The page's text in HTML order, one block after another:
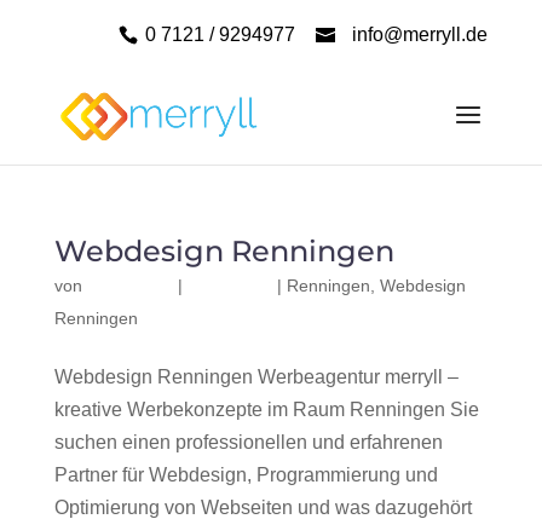
0 7121 / 9294977 info@merryll.de
Webdesign Renningen
von | | Renningen Webdesign
Renningen
Webdesign Renningen Werbeagentur merryll –
kreative Werbekonzepte im Raum Renningen Sie
suchen einen professionellen und erfahrenen
Partner für Webdesign, Programmierung und
Optimierung von Webseiten und was dazugehört